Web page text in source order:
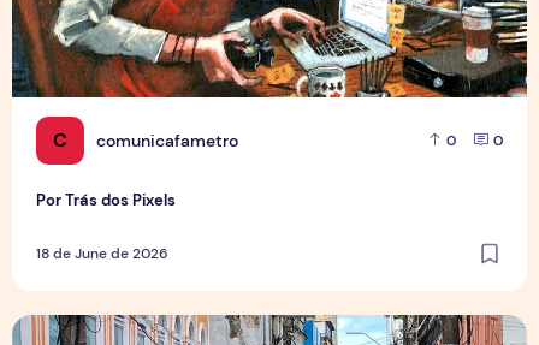
C comunicafametro 0 0
Por Trás dos Pixels
18 de June de 2026
Copa aquece vendas em setores específicos, mas não